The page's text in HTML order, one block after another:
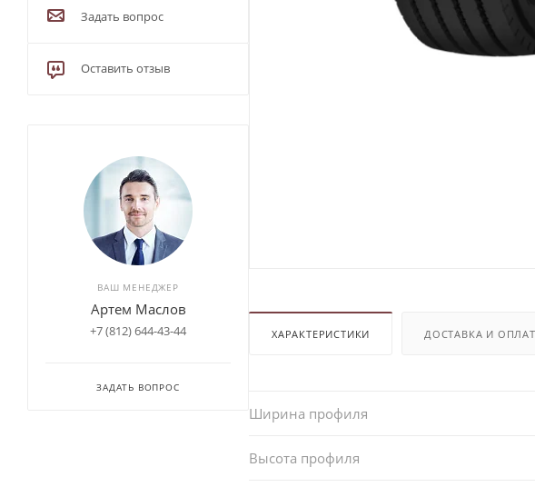
ХАРАКТЕРИСТИКИ ДОСТАВКА И
Ширина профиля
Высота профиля
Задать вопрос
Оставить отзыв
ВАШ МЕНЕДЖЕР
Артем Маслов
+7 (812) 644-43-44
ЗАДАТЬ ВОПРОС